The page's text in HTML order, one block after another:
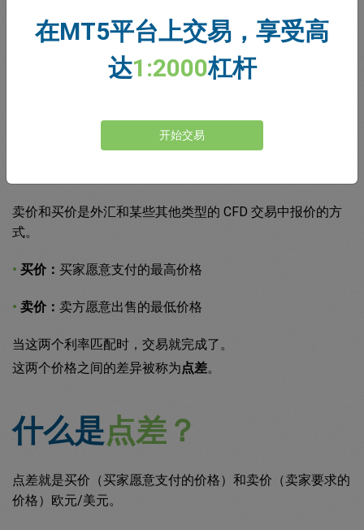
高。
卖价和买价是外汇和某些其他类型的 CFD 交易中报价的方
式。
• 买价： 买家愿意支付的最高价格
• 卖价： 卖方愿意出售的最低价格
当这两个利率匹配时，交易就完成了。
这两个价格之间的差异被称为点差。
什么是点差？
点差就是买价（买家愿意支付的价格）和卖价（卖家要求的
价格）欧元/美元。
在MT5平台上交易，享受高
达1:2000杠杆
开始交易